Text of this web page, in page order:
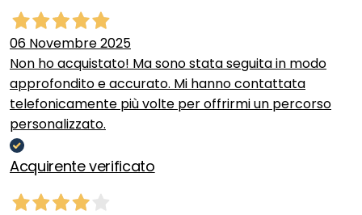
06 Novembre 2025
Non ho acquistato! Ma sono stata seguita in modo
approfondito e accurato. Mi hanno contattata
telefonicamente più volte per offrirmi un percorso
personalizzato.
Acquirente verificato